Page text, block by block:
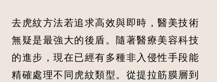
去虎紋方法若追求高效與即時，醫美技術
無疑是最強大的後盾。隨著醫療美容科技
的進步，現在已經有多種非入侵性手段能
精確處理不同虎紋類型。從提拉筋膜層到